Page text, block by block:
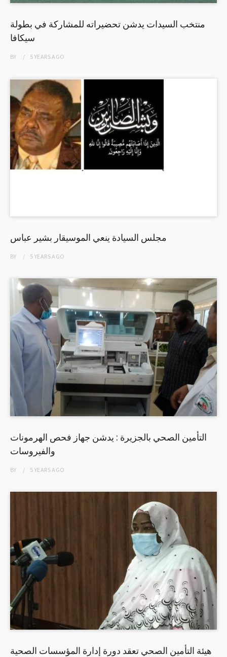
منتخب السيدات يدشن تحضيراته للمشاركة في بطولة
سيكافا
BY 5 YEARSAGO
مجلس السيادة ينعي الموسيقار بشير عباس
BY 5 YEARSAGO
التأمين الصحي بالجزيرة : يدشن جهاز فحص الهرمونات
والفيروسات
BY 5 YEARSAGO
هيئة التأمين الصحي تعقد دورة إدارة المؤسسات الصحية